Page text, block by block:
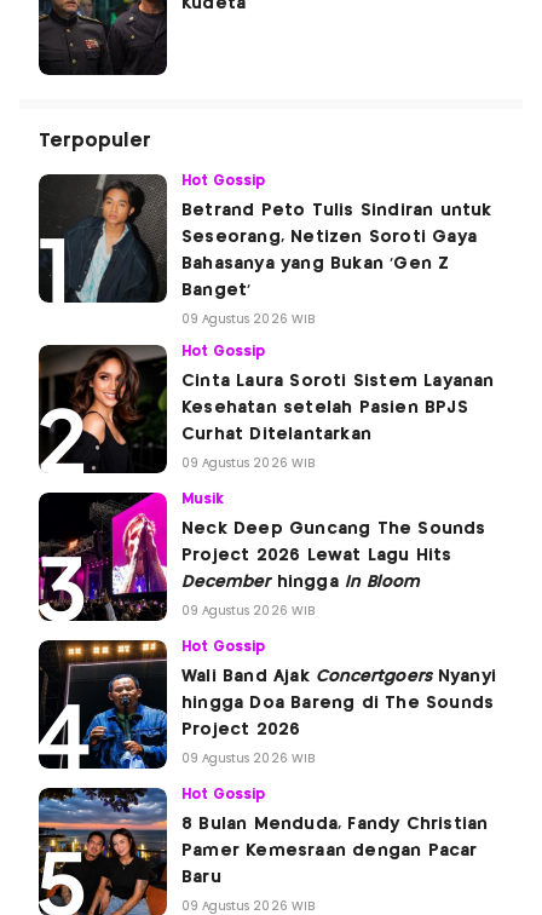
Kudeta
Terpopuler
Hot Gossip
Betrand Peto Tulis Sindiran untuk
Seseorang, Netizen Soroti Gaya
Bahasanya yang Bukan 'Gen Z
Banget'
09 Agustus 2026 WIB
Hot Gossip
Cinta Laura Soroti Sistem Layanan
Kesehatan setelah Pasien BPJS
Curhat Ditelantarkan
09 Agustus 2026 WIB
Musik
Neck Deep Guncang The Sounds
Project 2026 Lewat Lagu Hits
Decemberhingga In Bloom
09 Agustus 2026 WIB
Hot Gossip
Wali Band Ajak ConcertgoersNyanyi
hingga Doa Bareng di The Sounds
Project 2026
09 Agustus 2026 WIB
Hot Gossip
8 Bulan Menduda, Fandy Christian
Pamer Kemesraan dengan Pacar
Baru
09 Agustus 2026 WIB